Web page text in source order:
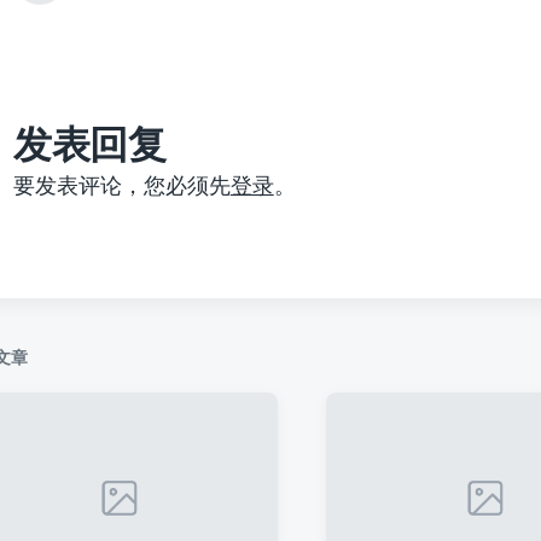
篇
发表回复
要发表评论，您必须先登录。
章